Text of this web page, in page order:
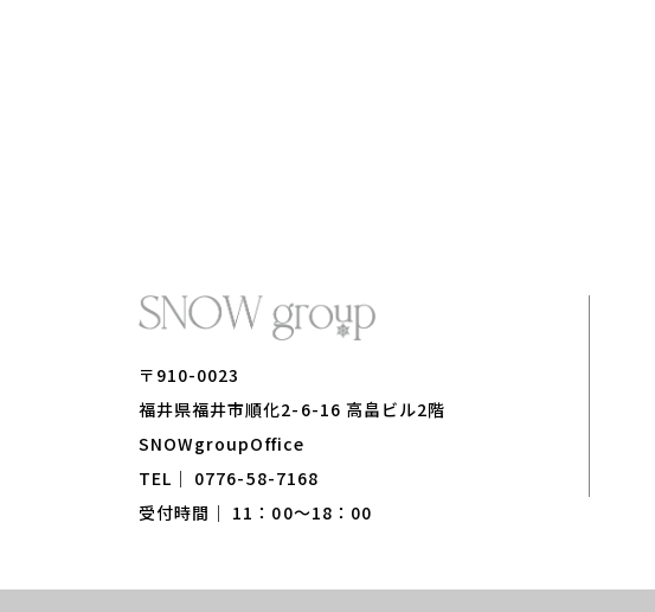
〒910-0023
​​​​​​​福井県福井市順化2-6-16 高畠ビル2階
​​​​​​​SNOWgroupOffice
TEL｜ 0776-58-7168
受付時間｜ 11：00～18：00